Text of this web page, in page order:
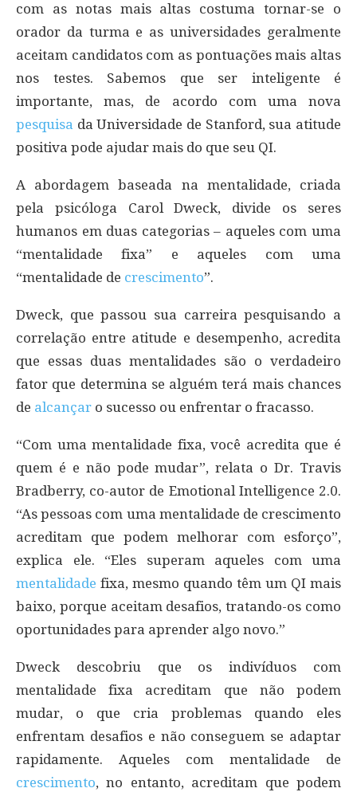
com as notas mais altas costuma tornar-se o
orador da turma e as universidades geralmente
aceitam candidatos com as pontuações mais altas
nos testes. Sabemos que ser inteligente é
importante, mas, de acordo com uma nova
pesquisa da Universidade de Stanford, sua atitude
positiva pode ajudar mais do que seu QI.
A abordagem baseada na mentalidade, criada
pela psicóloga Carol Dweck, divide os seres
humanos em duas categorias – aqueles com uma
“mentalidade fixa” e aqueles com uma
“mentalidade de crescimento”.
Dweck, que passou sua carreira pesquisando a
correlação entre atitude e desempenho, acredita
que essas duas mentalidades são o verdadeiro
fator que determina se alguém terá mais chances
de alcançar o sucesso ou enfrentar o fracasso.
“Com uma mentalidade fixa, você acredita que é
quem é e não pode mudar”, relata o Dr. Travis
Bradberry, co-autor de Emotional Intelligence 2.0.
“As pessoas com uma mentalidade de crescimento
acreditam que podem melhorar com esforço”,
explica ele. “Eles superam aqueles com uma
mentalidade fixa, mesmo quando têm um QI mais
baixo, porque aceitam desafios, tratando-os como
oportunidades para aprender algo novo.”
Dweck descobriu que os indivíduos com
mentalidade fixa acreditam que não podem
mudar, o que cria problemas quando eles
enfrentam desafios e não conseguem se adaptar
rapidamente. Aqueles com mentalidade de
crescimento, no entanto, acreditam que podem